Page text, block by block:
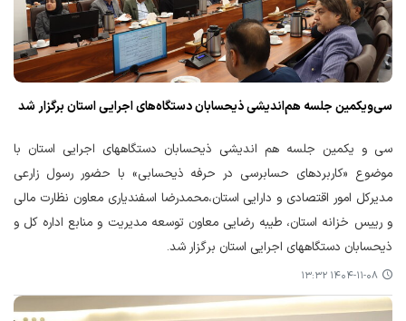
سی‌ویکمین جلسه هم‌اندیشی ذیحسابان دستگاه‌های اجرایی استان برگزار شد
سی و یکمین جلسه هم اندیشی ذیحسابان دستگاههای اجرایی استان با
موضوع «کاربردهای حسابرسی در حرفه ذیحسابی» با حضور رسول زارعی
مدیرکل امور اقتصادی و دارایی استان،محمدرضا اسفندیاری معاون نظارت مالی
و رییس خزانه استان، طیبه رضایی معاون توسعه مدیریت و منابع اداره کل و
ذیحسابان دستگاههای اجرایی استان برگزار شد.
۱۴۰۴-۱۱-۰۸ ۱۳:۳۲